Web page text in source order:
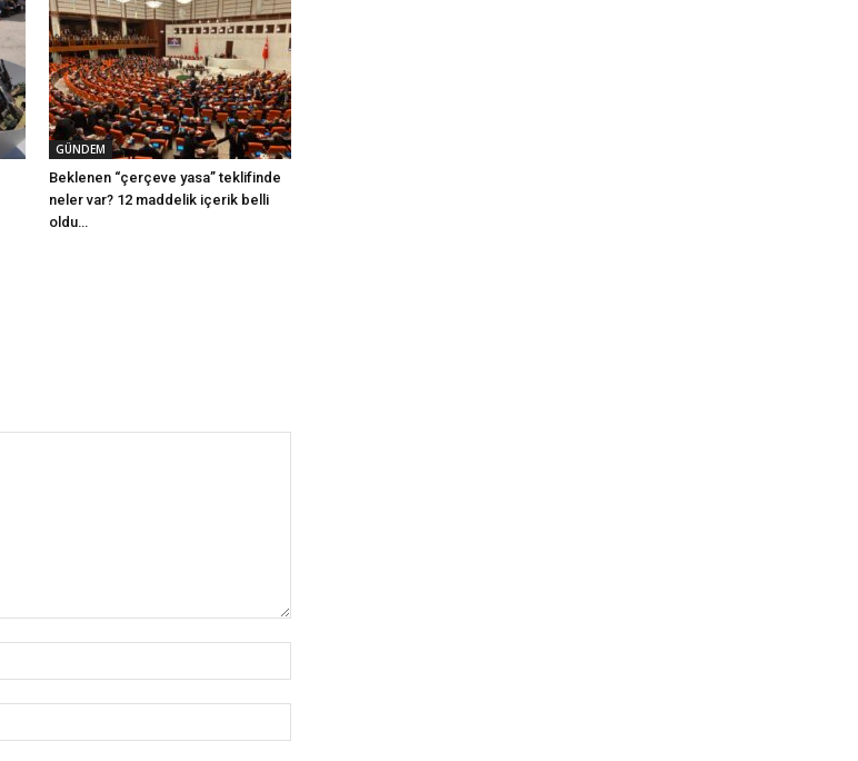
GÜNDEM
Beklenen “çerçeve yasa” teklifinde
neler var? 12 maddelik içerik belli
oldu…